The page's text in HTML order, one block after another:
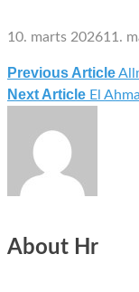
10. marts 202611.
Previous Article
Next Article El
About Hr